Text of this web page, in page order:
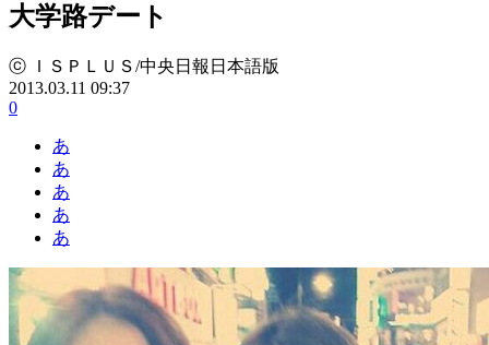
大学路デート
ⓒ ＩＳＰＬＵＳ/中央日報日本語版
2013.03.11 09:37
0
あ
あ
あ
あ
あ